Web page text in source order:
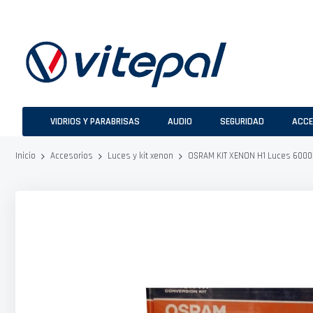
VIDRIOS Y PARABRISAS AUDIO SEGURIDAD
Inicio Accesorios Luces y kit xenon OSRAM KIT XENON H1 Luces